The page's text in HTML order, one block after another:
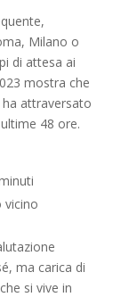
Milano o
di attesa ai
mostra che
attraversato
48 ore.
vicino
ma carica di
si vive in